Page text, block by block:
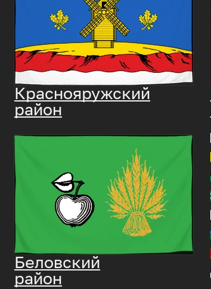
Краснояружский
район
Беловский
район